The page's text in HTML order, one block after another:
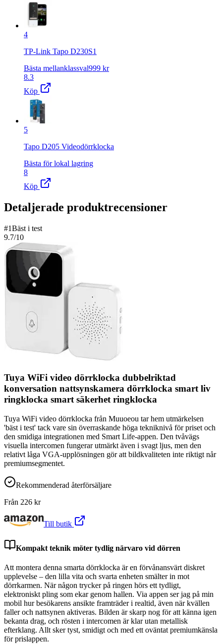
4
TP-Link Tapo D230S1
Bästa mellanklassval999 kr
8.3
Köp
5
Tapo D205 Videodörrklocka
Bästa för lokal lagring
8
Köp
Detaljerade produktrecensioner
#1Bäst i test
9.7/10
Tuya WiFi video dörrklocka dubbelriktad
konversation nattsynskamera dörrklocka smart liv
ringklocka smart säkerhet ringklocka
Tuya WiFi video dörrklocka från Muuoeou tar hem utmärkelsen
'bäst i test' tack vare sin överraskande höga tekniknivå för priset och
den smidiga integrationen med Smart Life-appen. Den tvåvägs
visuella intercomen fungerar utmärkt även i svagt ljus, men den
relativt låga VGA-upplösningen gör att bildkvaliteten inte riktigt når
premiumsegmentet.
Rekommenderad återförsäljare
Från 226 kr
Till butik
Kompakt teknik möter tydlig närvaro vid dörren
Att montera denna smarta dörrklocka är en förvånansvärt diskret
upplevelse – den lilla vita och svarta enheten smälter in mot
dörrkarmen. När någon trycker på ringen hörs ett tydligt,
elektroniskt pling som ekar genom hallen. Via appen ser jag på min
mobil hur besökarens ansikte framträder i realtid, även när kvällen
faller och nattsynen aktiveras. Bilden är skarp nog för att känna igen
bekanta drag, och rösten i intercomen är klar utan metallisk
efterklang. Allt sker tyst, smidigt och med ett oväntat premiumkänsla
för prislappen.